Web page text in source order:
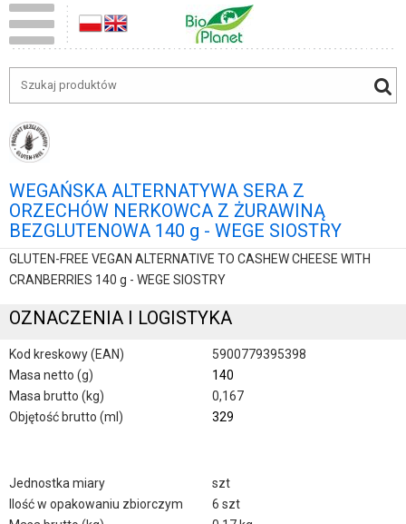
WEGAŃSKA ALTERNATYWA SERA Z
ORZECHÓW NERKOWCA Z ŻURAWINĄ
BEZGLUTENOWA 140 g - WEGE SIOSTRY
GLUTEN-FREE VEGAN ALTERNATIVE TO CASHEW CHEESE WITH
CRANBERRIES 140 g - WEGE SIOSTRY
OZNACZENIA I LOGISTYKA
Kod kreskowy (EAN)
5900779395398
Masa netto (g)
140
Masa brutto (kg)
0,167
Objętość brutto (ml)
329
Jednostka miary
szt
Ilość w opakowaniu zbiorczym
6 szt